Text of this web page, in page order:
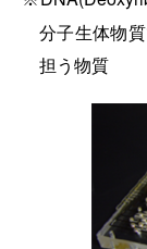
分子生体物
担う物質